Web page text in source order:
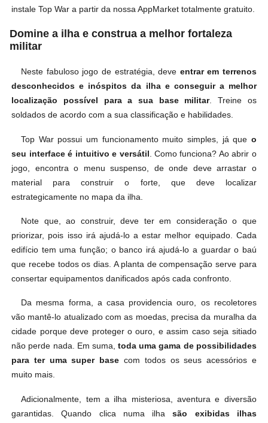
instale Top War a partir da nossa AppMarket totalmente gratuito.
Domine a ilha e construa a melhor fortaleza
militar
Neste fabuloso jogo de estratégia, deve entrar em terrenos
desconhecidos e inóspitos da ilha e conseguir a melhor
localização possível para a sua base militar. Treine os
soldados de acordo com a sua classificação e habilidades.
Top War possui um funcionamento muito simples, já que o
seu interface é intuitivo e versátil . Como funciona? Ao abrir o
jogo, encontra o menu suspenso, de onde deve arrastar o
material para construir o forte, que deve localizar
estrategicamente no mapa da ilha.
Note que, ao construir, deve ter em consideração o que
priorizar, pois isso irá ajudá-lo a estar melhor equipado. Cada
edifício tem uma função; o banco irá ajudá-lo a guardar o baú
que recebe todos os dias. A planta de compensação serve para
consertar equipamentos danificados após cada confronto.
Da mesma forma, a casa providencia ouro, os recoletores
vão mantê-lo atualizado com as moedas, precisa da muralha da
cidade porque deve proteger o ouro, e assim caso seja sitiado
não perde nada. Em suma,toda uma gama de possibilidades
para ter uma super base com todos os seus acessórios e
muito mais.
Adicionalmente, tem a ilha misteriosa, aventura e diversão
garantidas. Quando clica numa ilhasão exibidas ilhas